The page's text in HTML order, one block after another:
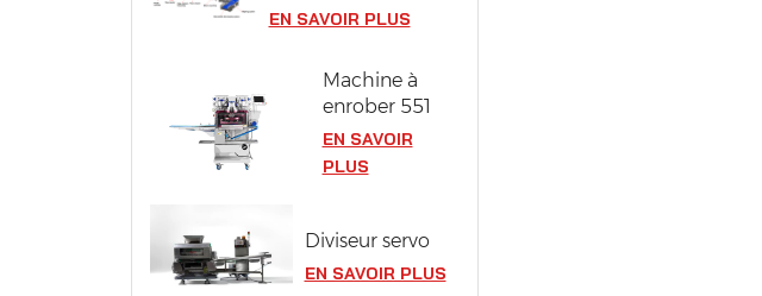
industriels d'une
EN SAVOIR PLUS
Machine à
enrober 551
EN SAVOIR
PLUS
Diviseur servo
EN SAVOIR PLUS